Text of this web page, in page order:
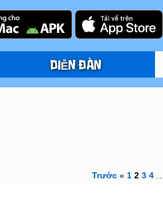
DIỄN ĐÀN
Trước « 1 2 3 4